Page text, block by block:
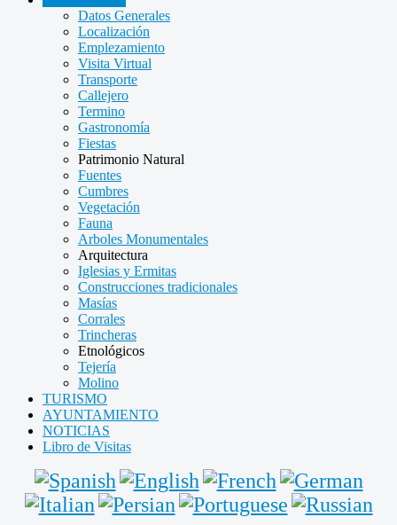
Datos Generales
Localización
Emplezamiento
Visita Virtual
Transporte
Callejero
Termino
Gastronomía
Fiestas
Patrimonio Natural
Fuentes
Cumbres
Vegetación
Fauna
Arboles Monumentales
Arquitectura
Iglesias y Ermitas
Construcciones tradicionales
Masías
Corrales
Trincheras
Etnológicos
Tejería
Molino
TURISMO
AYUNTAMIENTO
NOTICIAS
Libro de Visitas